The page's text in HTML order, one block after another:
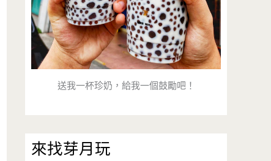
送我一杯珍奶，給我一個鼓勵吧！
來找芽月玩